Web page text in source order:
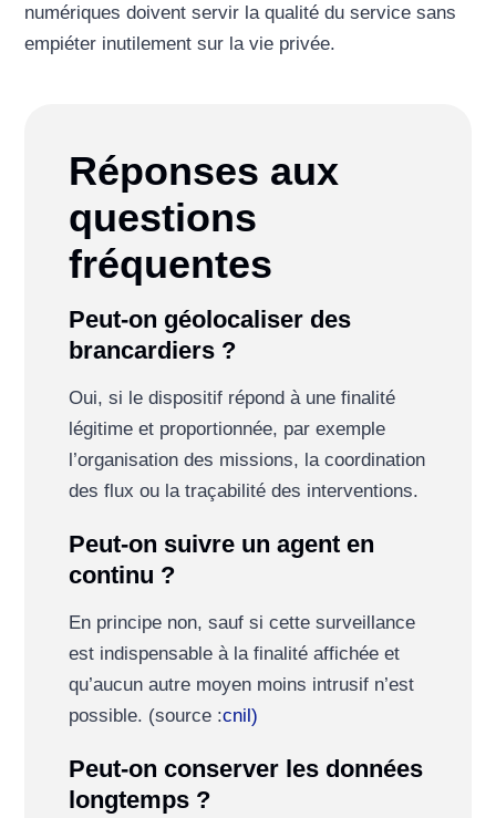
numériques doivent servir la qualité du service sans
empiéter inutilement sur la vie privée.
Réponses aux
questions
fréquentes
Peut-on géolocaliser des
brancardiers ?
Oui, si le dispositif répond à une finalité
légitime et proportionnée, par exemple
l’organisation des missions, la coordination
des flux ou la traçabilité des interventions.
Peut-on suivre un agent en
continu ?
En principe non, sauf si cette surveillance
est indispensable à la finalité affichée et
qu’aucun autre moyen moins intrusif n’est
possible. (source :cnil)
Peut-on conserver les données
longtemps ?